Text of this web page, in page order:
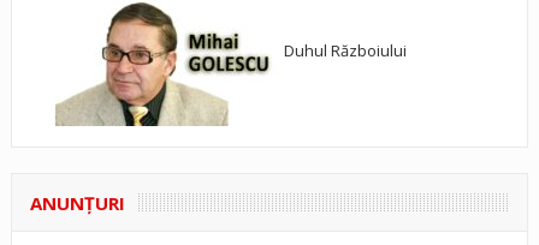
Duhul Războiului
ANUNŢURI